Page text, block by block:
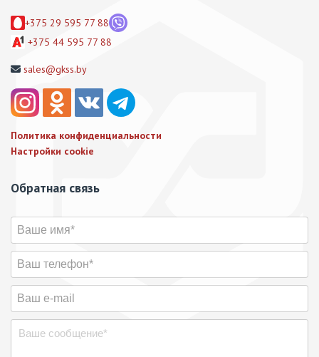
+375 29 595 77 88
+375 44 595 77 88
sales@gkss.by
Политика конфиденциальности
Настройки cookie
Обратная связь